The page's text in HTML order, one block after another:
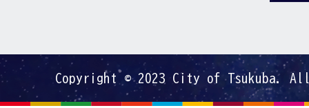
Copyright © 2023 City of Tsukuba.